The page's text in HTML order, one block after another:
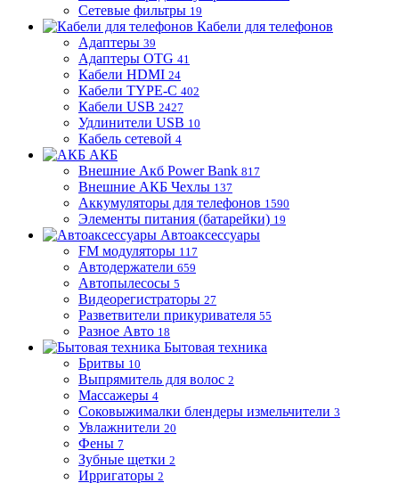
Сетевые фильтры 19
Кабели для телефонов
Адаптеры 39
Адаптеры OTG 41
Кабели HDMI 24
Кабели TYPE-C 402
Кабели USB 2427
Удлинители USB 10
Кабель сетевой 4
АКБ
Внешние Акб Power Bank 817
Внешние АКБ Чехлы 137
Аккумуляторы для телефонов 1590
Элементы питания (батарейки) 19
Автоаксессуары
FM модуляторы 117
Автодержатели 659
Автопылесосы 5
Видеорегистраторы 27
Разветвители прикуривателя 55
Разное Авто 18
Бытовая техника
Бритвы 10
Выпрямитель для волос 2
Массажеры 4
Соковыжималки блендеры измельчители 3
Увлажнители 20
Фены 7
Зубные щетки 2
Ирригаторы 2